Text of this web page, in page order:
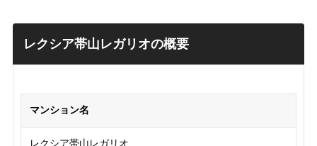
レクシア帯山レガリオの概要
マンション名
レクシア帯山レガリオ